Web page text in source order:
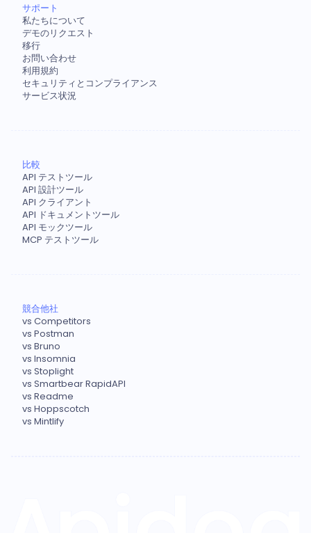
サポート
私たちについて
デモのリクエスト
移行
お問い合わせ
利用規約
セキュリティとコンプライアンス
サービス状況
比較
API テストツール
API 設計ツール
API クライアント
API ドキュメントツール
API モックツール
MCP テストツール
競合他社
vs Competitors
vs Postman
vs Bruno
vs Insomnia
vs Stoplight
vs Smartbear RapidAPI
vs Readme
vs Hoppscotch
vs Mintlify